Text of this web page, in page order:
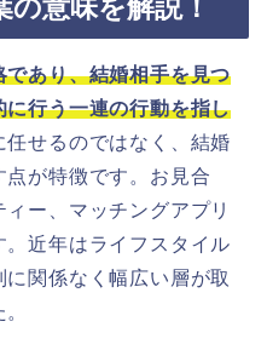
の意味を解説！
あり、結婚相手を見つ
行う一連の行動を指し
せるのではなく、結婚
が特徴です。お見合
ー、マッチングアプリ
近年はライフスタイル
関係なく幅広い層が取